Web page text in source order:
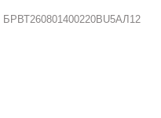
БРВТ260801400220ВU5АЛ12